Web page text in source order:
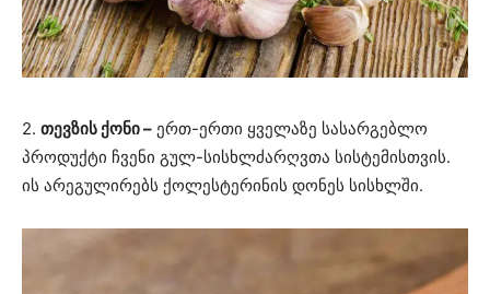
2. თევზის ქონი – ერთ-ერთი ყველაზე სასარგებლო
პროდუქტი ჩვენი გულ-სისხლძარღვთა სისტემისთვის.
ის არეგულირებს ქოლესტერინის დონეს სისხლში.